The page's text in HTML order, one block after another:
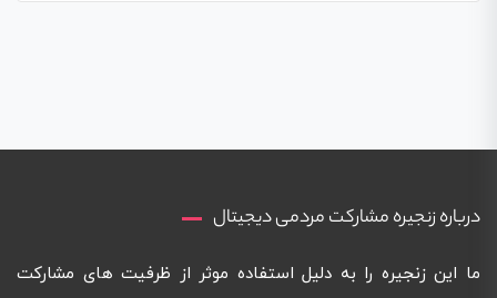
درباره زنجیره مشارکت مردمی دیجیتال
ما این زنجیره را به دلیل استفاده موثر از ظرفیت های مشارکت